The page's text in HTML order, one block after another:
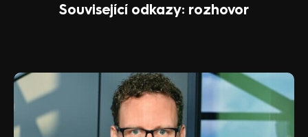
Související odkazy: rozhovor